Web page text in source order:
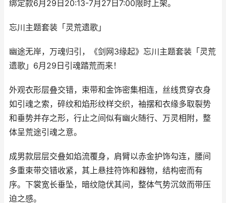
绑定款6月29日20:13-7月27日7:00限时上架。
忘川主题套装「灵荒遗歌」
幽途无岸，万魂归引，《剑网3缘起》忘川主题套装「灵荒
遗歌」6月29日引魂踏荒而来！
外观衣形层叠交错，束带和金饰密集相连，丝线贯穿衣身
如引魂之索，碎纹和焰形纹样交织，袖摆和衣缘多取裂势
和垂势并存之形，行止之间似有幽火随行、万灵相附，整
体呈荒途引魂之意。
成男款层层交叠如焰流覆身，肩臂以赤金护饰勾连，腰间
多重束带交错收紧，其上悬挂符饰和器物，结构密而有
序。下裳宽长垂坠，暗纹隐伏其间，整体气势沉敛而带压
迫之感。